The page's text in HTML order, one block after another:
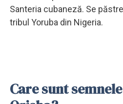
Santeria cubaneză. Se
tribul Yoruba din Nigeria.
Care sunt